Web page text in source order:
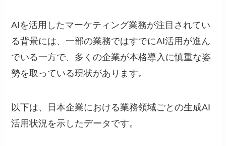
AIを活用したマーケティング業務が注目されてい
る背景には、一部の業務ではすでにAI活用が進ん
でいる一方で、多くの企業が本格導入に慎重な姿
勢を取っている現状があります。
以下は、日本企業における業務領域ごとの生成AI
活用状況を示したデータです。